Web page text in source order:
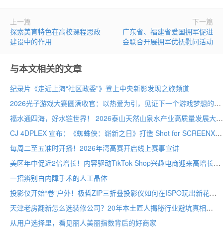
上一篇
探索美育特色在高校课程思政
建设中的作用
下一篇
广东省、福建省爱国拥军促进
会联合开展拥军优抚慰问活动
与本文相关的文章
纪录片《走近上海“社区政委”》登上中央新影发现之旅频道
2026光子游戏大赛圆满收官：以热爱为引，见证下一个游戏梦想的诞生
福水通四海，好水链世界！ 2026泰山天然山泉水产业高质量发展大会圆满举行
CJ 4DPLEX 宣布：《蜘蛛侠：崭新之日》打造 Shot for SCREENX 专属版本
每周二至五准时开播！2026年湾高赛开启线上赛事宣讲
美区年中促近2倍增长！内容驱动TikTok Shop兴趣电商迎来高增长
一招辨别白内障手术的人工晶体
投影仪开始“卷”户外！极哲ZIP三折叠投影仪如何在ISPO玩出新花样？
天津老房翻新怎么选装修公司？20年本土匠人揭秘行业避坑真相
从用户选择里，看见丽人美丽指数背后的好商家